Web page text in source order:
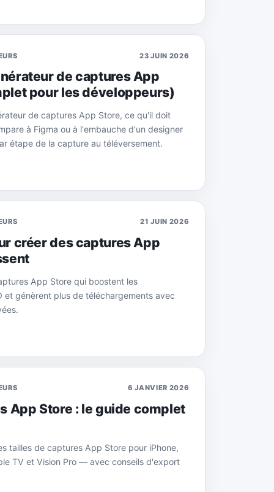
23 JUIN 2026
de captures App
pour les développeurs)
de captures App Store, ce qu'il doit
à Figma ou à l'embauche d'un designer
étape de la capture au téléversement.
21 JUIN 2026
créer des captures App
App Store qui boostent les
et génèrent plus de téléchargements avec
6 JANVIER 2026
App Store : le guide complet
tailles de captures App Store pour iPhone,
TV et Vision Pro — avec conseils d'export